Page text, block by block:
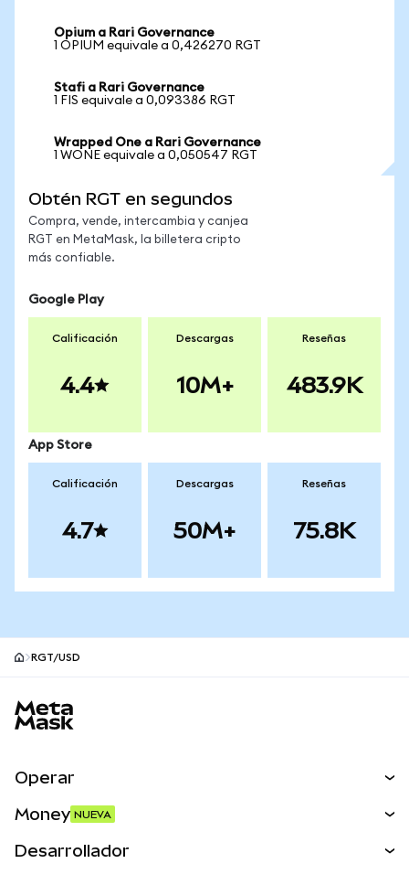
Opium a Rari Governance
1 OPIUM equivale a 0,426270 RGT
Stafi a Rari Governance
1 FIS equivale a 0,093386 RGT
Wrapped One a Rari Governance
1 WONE equivale a 0,050547 RGT
Obtén RGT en segundos
Compra, vende, intercambia y canjea
RGT en MetaMask, la billetera cripto
más confiable.
Google Play
Calificación
4.4
Descargas
10M+
Reseñas
483.9K
App Store
Calificación
4.7
Descargas
50M+
Reseñas
75.8K
RGT/USD
Operar
Money NUEVA
Desarrollador